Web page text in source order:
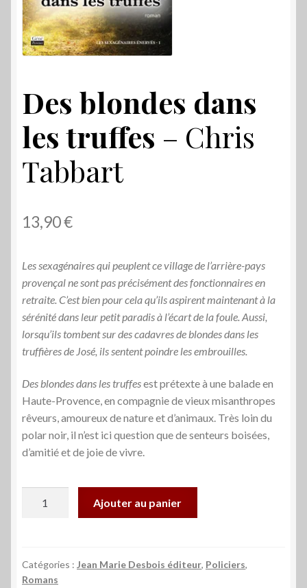
Des blondes dans
les truffes – Chris
Tabbart
13,90€
Les sexagénaires qui peuplent ce village de l’arrière-pays
provençal ne sont pas précisément des fonctionnaires en
retraite. C’est bien pour cela qu’ils aspirent maintenant à la
sérénité dans leur petit paradis à l’écart de la foule. Aussi,
lorsqu’ils tombent sur des cadavres de blondes dans les
truffières de José, ils sentent poindre les embrouilles.
Des blondes dans les truffesest prétexte à une balade en
Haute-Provence, en compagnie de vieux misanthropes
rêveurs, amoureux de nature et d’animaux. Très loin du
polar noir, il n’est ici question que de senteurs boisées,
d’amitié et de joie de vivre.
dans
les
Ajouter au panier
Catégories : Jean Marie Desbois éditeur, Policiers,
Romans